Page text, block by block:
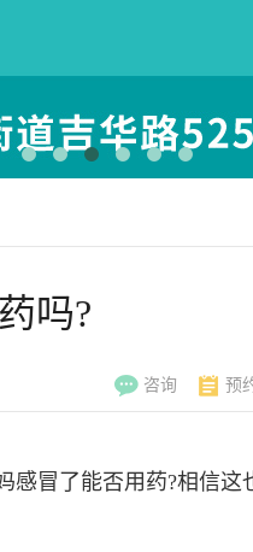
吗?
咨询 预
感冒了能否用药?相信这